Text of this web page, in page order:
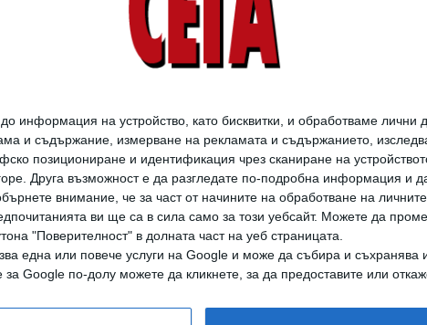
информация на устройство, като бисквитки, и обработваме лични
и съдържание, измерване на рекламата и съдържанието,
позициониране и идентификация чрез сканиране на
Друга възможност е да разгледате по-подробна информация и
внимание, че за част от начините на обработване на
ви ще са в сила само за този уебсайт. Можете да
"Поверителност" в долната част на уеб страницата.
една или повече услуги на Google и може да събира и
Google по-долу можете да кликнете, за да предоставите или
79-ият Кан започна без
големия отсъстващ -
Холивуд
Телма и Луиз красят
плаката на 79-ия Кан
22 Апр. 2026